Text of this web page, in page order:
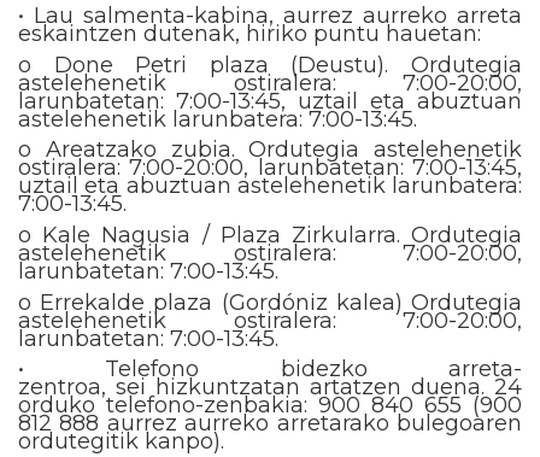
• Lau salmenta-kabina, aurrez aurreko arreta
eskaintzen dutenak, hiriko puntu hauetan:
o Done Petri plaza (Deustu). Ordutegia
astelehenetik ostiralera: 7:00-20:00,
larunbatetan: 7:00-13:45, uztail eta abuztuan
astelehenetik larunbatera: 7:00-13:45.
o Areatzako zubia. Ordutegia astelehenetik
ostiralera: 7:00-20:00, larunbatetan: 7:00-13:45,
uztail eta abuztuan astelehenetik larunbatera:
7:00-13:45.
o Kale Nagusia / Plaza Zirkularra. Ordutegia
astelehenetik ostiralera: 7:00-20:00,
larunbatetan: 7:00-13:45.
o Errekalde plaza (Gordóniz kalea) Ordutegia
astelehenetik ostiralera: 7:00-20:00,
larunbatetan: 7:00-13:45.
• Telefono bidezko arreta-
zentroa, sei hizkuntzatan artatzen duena. 24
orduko telefono-zenbakia: 900 840 655 (900
812 888 aurrez aurreko arretarako bulegoaren
ordutegitik kanpo).